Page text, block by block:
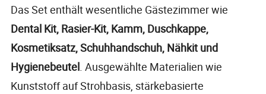
Das Set enthält wesentliche Gästezimmer wie
Dental Kit, Rasier-Kit, Kamm, Duschkappe,
Kosmetiksatz, Schuhhandschuh, Nähkit und
Hygienebeutel. Ausgewählte Materialien wie
Kunststoff auf Strohbasis, stärkebasierte